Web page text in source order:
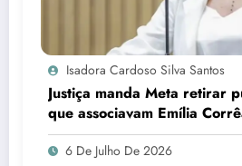
Isadora Cardoso Silva Santos
Justiça manda Meta retirar
que associavam Emília
corrupção e identificar
6 De Julho De 2026